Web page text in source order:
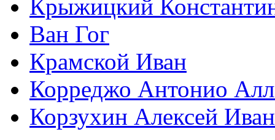
Крыжицкий
Ван Гог
Крамской Иван
Корреджо Антонио
Корзухин Алексей